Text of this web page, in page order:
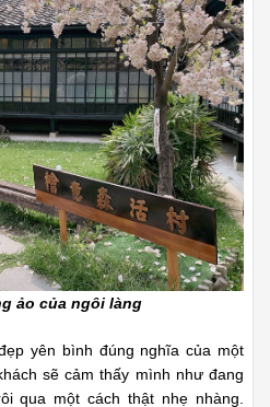
ảo của ngôi làng
yên bình đúng nghĩa của một
sẽ cảm thấy mình như đang
qua một cách thật nhẹ nhàng.